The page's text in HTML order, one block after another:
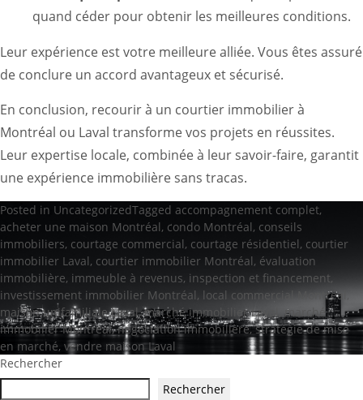
quand céder pour obtenir les meilleures conditions.
Leur expérience est votre meilleure alliée. Vous êtes assuré
de conclure un accord avantageux et sécurisé.
En conclusion, recourir à un courtier immobilier à
Montréal ou Laval transforme vos projets en réussites.
Leur expertise locale, combinée à leur savoir-faire, garantit
une expérience immobilière sans tracas.
Posted in UncategorizedTagged accompagnement complet,
acheter une maison Montréal, condo Montréal, conseils
immobiliers, courtage commercial, courtage résidentiel, courtier
immobilier Laval, courtier immobilier Montréal, évaluation
immobilière, immeuble à revenus, inspection et financement,
investissement immobilier Montréal, local commercial Montréal
maison unifamiliale Laval,marché immobilier Laval marché
immobilier Montréal,négociation immobilière,stratégie de mise
en marché, vendre maison Laval
Rechercher
Rechercher